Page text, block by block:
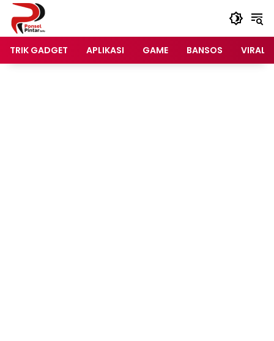
Langsung
konten
TRIK GADGET
APLIKASI GAME BANSOS VIRAL